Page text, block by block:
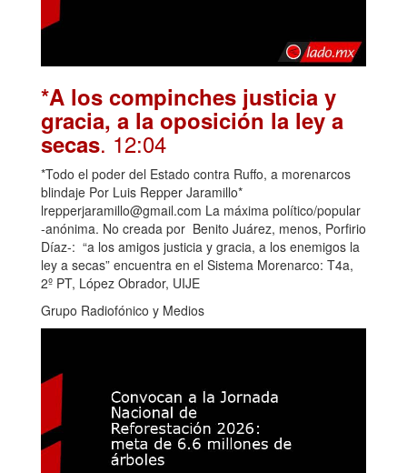
*A los compinches justicia y
gracia, a la oposición la ley a
secas. 12:04
*Todo el poder del Estado contra Ruffo, a morenarcos
blindaje Por Luis Repper Jaramillo*
lrepperjaramillo@gmail.com La máxima político/popular
-anónima. No creada por Benito Juárez, menos, Porfirio
Díaz-: “a los amigos justicia y gracia, a los enemigos la
ley a secas” encuentra en el Sistema Morenarco: T4a,
2º PT, López Obrador, UIJE
Grupo Radiofónico y Medios